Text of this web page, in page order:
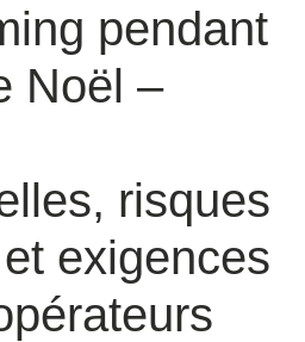
pendant
Noël –
risques
exigences